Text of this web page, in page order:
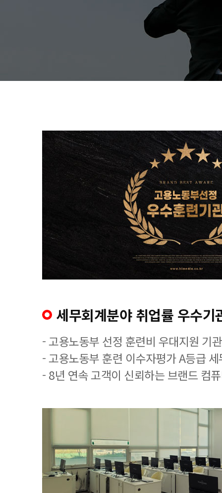
세무회계분야 취업률 우수기
- 고용노동부 선정 훈련비 우대지원 기관
- 고용노동부 훈련 이수자평가 A등급
- 8년 연속 고객이 신뢰하는 브랜드 컴